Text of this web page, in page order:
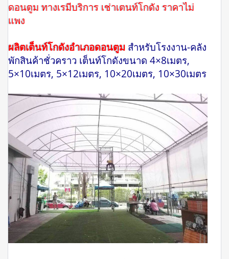
ดอนตูม ทางเรมีบริการ เช่าเตนท์โกดัง ราคาไม่
แพง
ผลิตเต็นท์โกดังอำเภอดอนตูม สำหรับโรงงาน-คลัง
พักสินค้าชั่วคราว เต็นท์โกดังขนาด 4×8เมตร,
5×10เมตร, 5×12เมตร, 10×20เมตร, 10×30เมตร